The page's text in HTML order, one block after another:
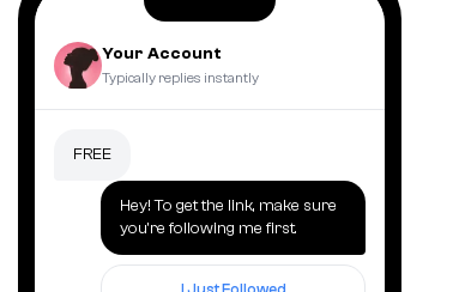
Your Account
Typically replies instantly
FREE
Hey! To get the link, make sure
you're following me first.